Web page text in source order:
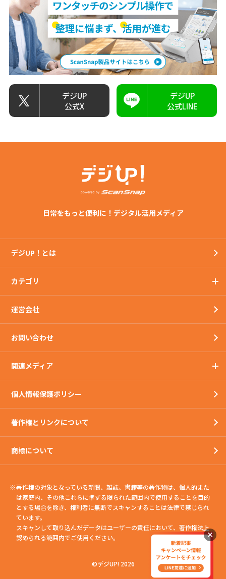
デジUP
公式X
デジUP
公式LINE
日常をもっと便利に！デジタル活用メディア
デジUP！とは
カテゴリ
運営会社
お問い合わせ
関連メディア
個人情報保護ポリシー
著作権とリンクについて
商標について
著作権の対象となっている新聞、雑誌、書籍等の著作物は、個人的また
は家庭内、 その他これらに準ずる限られた範囲内で使用することを目的
とする場合を除き、権利者に無断でスキャンすることは法律で禁じられ
ています。
スキャンして取り込んだデータはユーザーの責任において、著作権法上
認められる範囲内でご使用ください。
©デジUP! 2026